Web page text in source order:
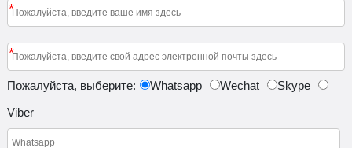
*
*
Пожалуйста, выберите: Whatsapp Wechat
Skype
Viber